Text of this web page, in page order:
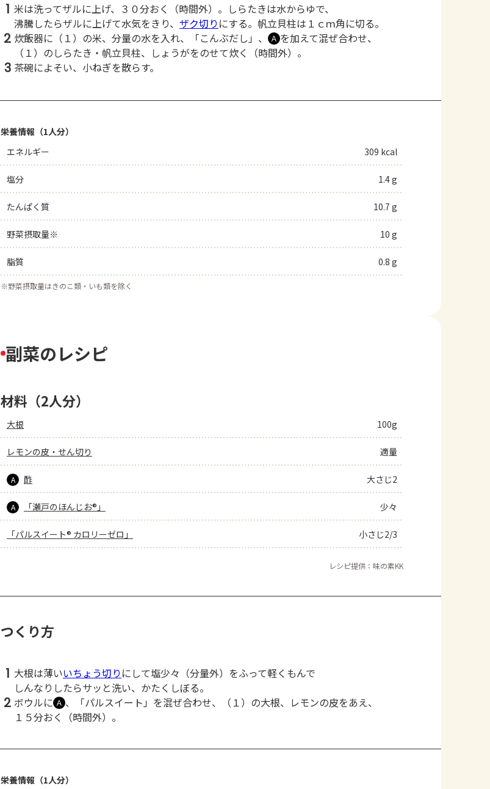
1 米は洗ってザルに上げ、３０分おく（時間外）。しらたきは水からゆで、
沸騰したらザルに上げて水気をきり、 ザク切り にする。帆立貝柱は１ｃｍ角に切る。
2 炊飯器に（１）の米、分量の水を入れ、「こんぶだし」、 Ａ を加えて混ぜ合わせ、
（１）のしらたき・帆立貝柱、しょうがをのせて炊く（時間外）。
3 茶碗によそい、小ねぎを散らす。
栄養情報（1人分）
エネルギー
309 kcal
塩分 1.4 g
たんぱく質 10.7 g
野菜摂取量※ 10 g
脂質 0.8 g
※野菜摂取量はきのこ類・いも類を除く
副菜のレシピ
材料（2人分）
大根 100g
レモンの皮・せん切り 適量
A 酢 大さじ2
A 「瀬戸のほんじお®」 少々
「パルスイート® カロリーゼロ」 小さじ2/3
レシピ提供：味の素KK
つくり方
1 大根は薄いいちょう切り にして塩少々（分量外）をふって軽くもんで
しんなりしたらサッと洗い、かたくしぼる。
2 ボウルに Ａ 、「パルスイート」を混ぜ合わせ、（１）の大根、レモンの皮をあえ、
１５分おく（時間外）。
栄養情報（1人分）